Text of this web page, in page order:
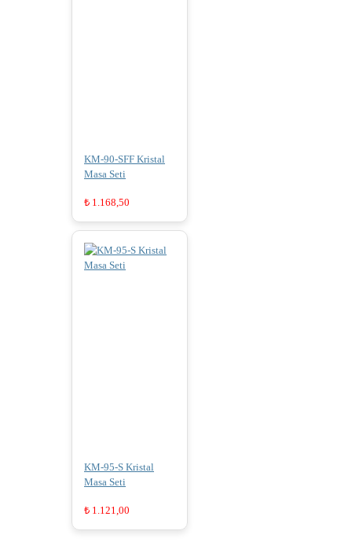
KM-90-SFF Kristal
Masa Seti
₺ 1.168,50
KM-95-S Kristal
Masa Seti
₺ 1.121,00